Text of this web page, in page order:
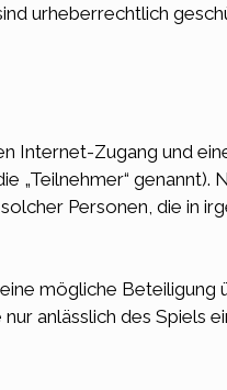
urheberrechtlich
Internet-Zugang und
„Teilnehmer“ genannt).
Personen, die in
mögliche Beteiligung
anlässlich des Spiels